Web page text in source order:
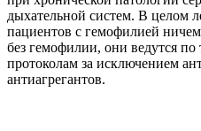
дыхательной систем. В целом
пациентов с гемофилией
без гемофилии, они ведутся
протоколам за исключением
антиагрегантов.